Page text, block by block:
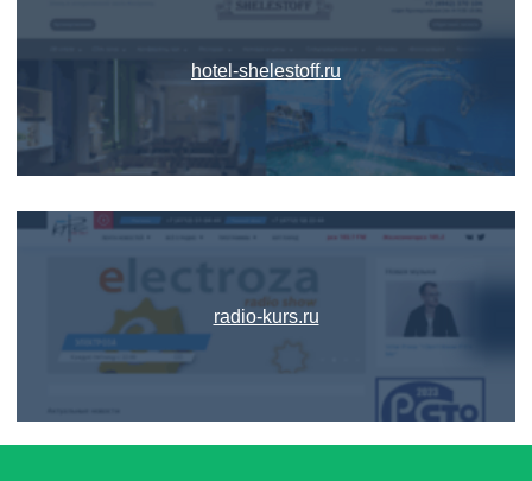
hotel-shelestoff.ru
radio-kurs.ru